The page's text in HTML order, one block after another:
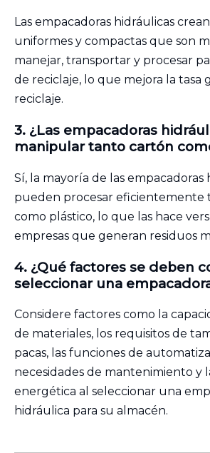
Las empacadoras hidráulicas
uniformes y compactas que son
manejar, transportar y procesar
de reciclaje, lo que mejora la tasa
reciclaje.
3. ¿Las empacadoras
manipular tanto cartón
Sí, la mayoría de las empacadoras
pueden procesar eficientemente
como plástico, lo que las hace
empresas que generan residuos
4. ¿Qué factores se deben
seleccionar una
Considere factores como la
de materiales, los requisitos de
pacas, las funciones de
necesidades de mantenimiento y
energética al seleccionar una
hidráulica para su almacén.